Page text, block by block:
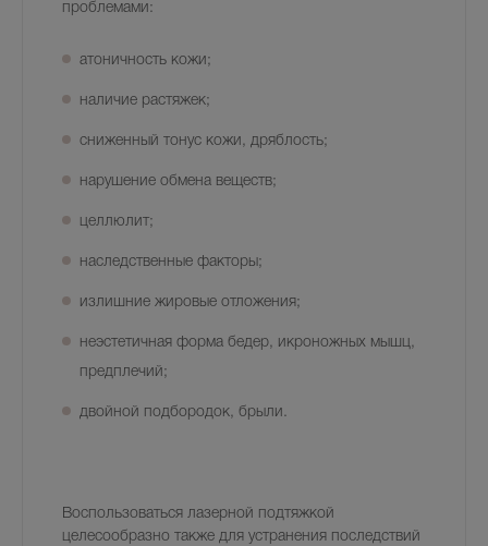
проблемами:
атоничность кожи;
наличие растяжек;
сниженный тонус кожи, дряблость;
нарушение обмена веществ;
целлюлит;
наследственные факторы;
излишние жировые отложения;
неэстетичная форма бедер, икроножных мышц,
предплечий;
двойной подбородок, брыли.
Воспользоваться лазерной подтяжкой
целесообразно также для устранения последствий